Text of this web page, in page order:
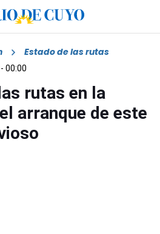
Estado de las rutas
00:00
rutas en la
arranque de este